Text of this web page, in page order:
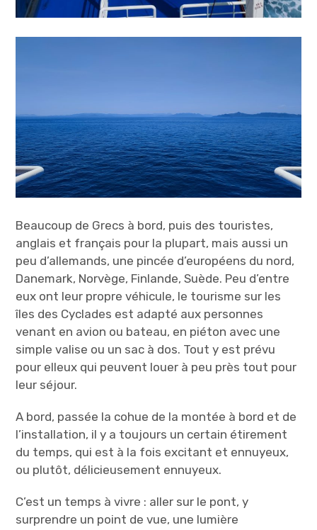
Beaucoup de Grecs à bord, puis des touristes,
anglais et français pour la plupart, mais aussi un
peu d’allemands, une pincée d’européens du nord,
Danemark, Norvège, Finlande, Suède. Peu d’entre
eux ont leur propre véhicule, le tourisme sur les
îles des Cyclades est adapté aux personnes
venant en avion ou bateau, en piéton avec une
simple valise ou un sac à dos. Tout y est prévu
pour elleux qui peuvent louer à peu près tout pour
leur séjour.
A bord, passée la cohue de la montée à bord et de
l’installation, il y a toujours un certain étirement
du temps, qui est à la fois excitant et ennuyeux,
ou plutôt, délicieusement ennuyeux.
C’est un temps à vivre : aller sur le pont, y
surprendre un point de vue, une lumière